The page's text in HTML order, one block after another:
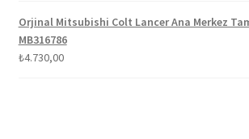
Orjinal Mitsubishi Colt Lancer Ana Merkez
MB316786
₺4.730,00